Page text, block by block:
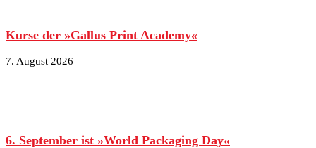
Kurse der »Gallus Print Academy«
7. August 2026
6. September ist »World Packaging Day«